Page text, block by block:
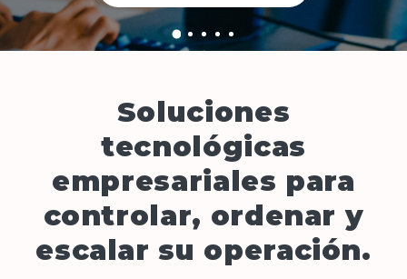
Soluciones
tecnológicas
empresariales para
controlar, ordenar y
escalar su operación.